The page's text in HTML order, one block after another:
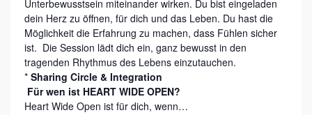
N
N
E
C
T
Unterbewusstsein miteinander wirken. Du bist eingeladen
dein Herz zu öffnen, für dich und das Leben. Du hast die
Möglichkeit die Erfahrung zu machen, dass Fühlen sicher
ist. Die Session lädt dich ein, ganz bewusst in den
tragenden Rhythmus des Lebens einzutauchen.
* Sharing Circle & Integration
Für wen ist HEART WIDE OPEN?
Heart Wide Open ist für dich, wenn…